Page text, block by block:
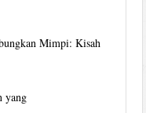
Mimpi: Kisah
yang